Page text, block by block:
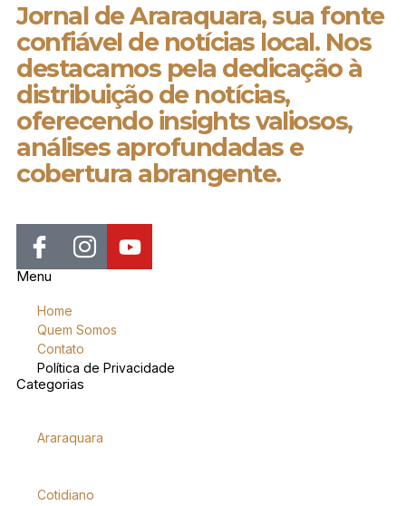
Jornal de Araraquara, sua fonte
confiável de notícias local. Nos
destacamos pela dedicação à
distribuição de notícias,
oferecendo insights valiosos,
análises aprofundadas e
cobertura abrangente.
Menu
Home
Quem Somos
Contato
Política de Privacidade
Categorias
Araraquara
Cotidiano